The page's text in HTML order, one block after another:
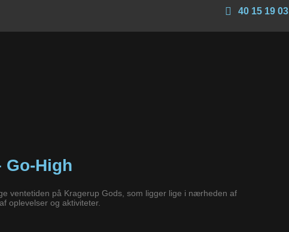
40 15 19 03
Go-High
ventetiden på Kragerup Gods, som ligger lige i nærheden af
oplevelser og aktiviteter.